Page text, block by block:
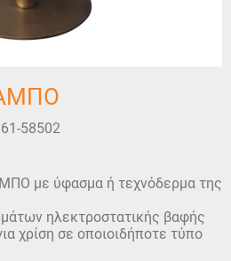
58502
με ύφασμα ή τεχνόδερμα της
ηλεκτροστατικής βαφής
χρίση σε οποιοιδήποτε τύπο